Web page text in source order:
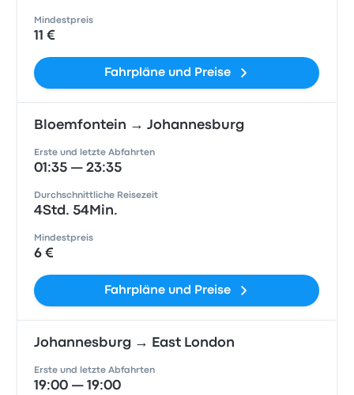
Mindestpreis
11 €
Fahrpläne und Preise
Bloemfontein → Johannesburg
Erste und letzte Abfahrten
01:35 — 23:35
Durchschnittliche Reisezeit
4Std. 54Min.
Mindestpreis
6 €
Fahrpläne und Preise
Johannesburg → East London
Erste und letzte Abfahrten
19:00 — 19:00